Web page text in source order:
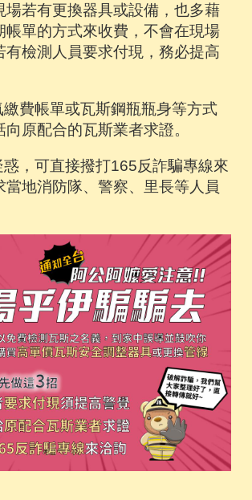
場若有更換器具或設備，也多藉
帳單的方式來收費，不會在現場
有檢測人員要求付現，務必提高
費帳單或瓦斯鋼瓶瓶身等方式
原配合的瓦斯業者求證。
，可直接撥打165反詐騙專線來
當地消防隊、警察、里長等人員